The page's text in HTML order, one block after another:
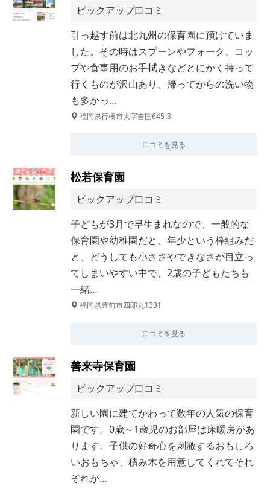
ピックアップ口コミ
引っ越す前は北九州の保育園に預けていま
した。その時はスプーンやフォーク、コッ
プや食事用のお手拭きなどとにかく持って
行くものが沢山あり、帰ってからの洗い物
も多かっ…
福岡県行橋市大字吉国645-3
口コミを見る
松若保育園
ピックアップ口コミ
子どもが3月で早生まれなので、一般的な
保育園や幼稚園だと、年少という枠組みだ
と、どうしても小ささやできなさが目立っ
てしまいやすい中で、2歳の子どもたちも
一緒…
福岡県豊前市四郎丸1331
口コミを見る
善来寺保育園
ピックアップ口コミ
新しい園に建てかわって数年の人気の保育
園です。0歳～1歳児のお部屋は床暖房があ
ります。子供の好奇心を刺激するおもしろ
いおもちゃ、積み木を用意してくれてそれ
ぞれが…